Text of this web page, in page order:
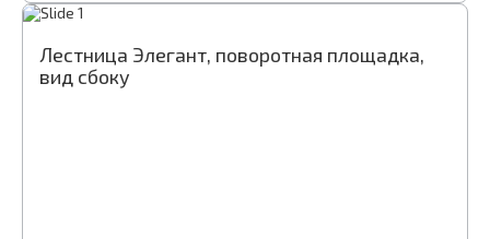
Лестница Элегант, поворотная площадка,
вид сбоку